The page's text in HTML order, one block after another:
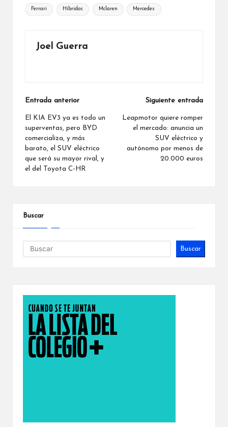
Etiquetas:
Ferrari Híbridos Mclaren Mercedes
Joel Guerra
Navegación
de
entradas
Entrada anterior
El KIA EV3 ya es todo un
superventas, pero BYD
comercializa, y más
barato, el SUV eléctrico
que será su mayor rival, y
el del Toyota C-HR
Siguiente entrada
Leapmotor quiere romper
el mercado: anuncia un
SUV eléctrico y
autónomo por menos de
20.000 euros
Buscar
Buscar